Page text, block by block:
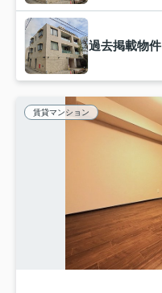
過去掲載物件
賃貸マンション